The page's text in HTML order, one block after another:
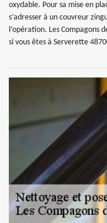
oxydable. Pour sa mise en
s’adresser à un couvreur
l’opération. Les Compagons
si vous êtes à Serverette